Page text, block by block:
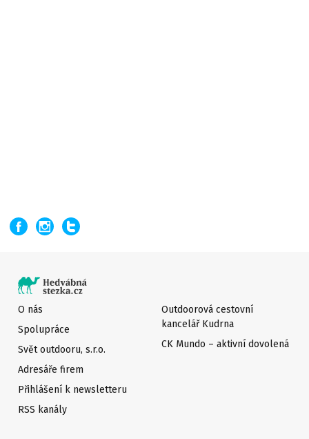
O nás
Spolupráce
Svět outdooru, s.r.o.
Adresáře firem
Přihlášení k newsletteru
Outdoorová cestovní
kancelář Kudrna
CK Mundo – aktivní dovolená
RSS kanály